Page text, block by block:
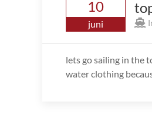
10
juni
lets go sailing in the
water clothing